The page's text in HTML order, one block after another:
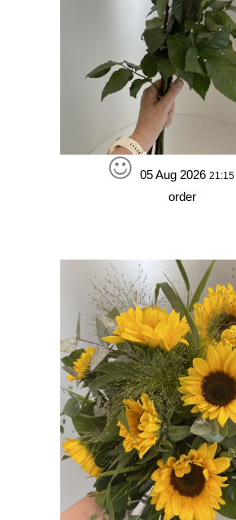
05 Aug 2026 21:15
order